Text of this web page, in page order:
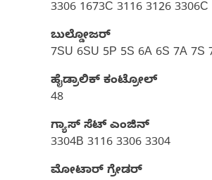
3306 1673C 3116 3126 3306C
ಬುಲ್ಡೋಜರ್
7SU 6SU 5P 5S 6A 6S 7A 7S
ಹೈಡ್ರಾಲಿಕ್ ಕಂಟ್ರೋಲ್
48
ಗ್ಯಾಸ್‌ ಸೆಟ್‌ ಎಂಜಿನ್
3304B 3116 3306 3304
ಮೋಟಾರ್ ಗ್ರೇಡರ್